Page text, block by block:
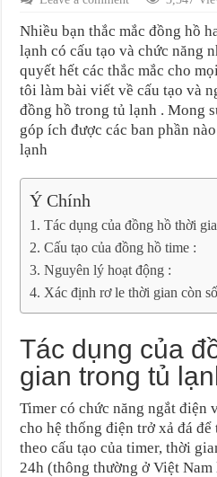
Nhiều bạn thắc mắc đồng hồ
lạnh có cấu tạo và chức năng
quyết hết các thắc mắc cho
tôi làm bài viết về cấu tạo và
đồng hồ trong tủ lạnh . Mong
góp ích được các ban phần
lạnh
Ý Chính
Tác dụng của đồng hồ thời
Cấu tạo của đồng hồ time :
Nguyên lý hoạt động :
Xác định rơ le thời gian còn
Tác dụng của
gian trong tủ
Timer có chức năng ngắt điện
cho hệ thống điện trở xả đá
theo cấu tạo của timer, thời
24h (thông thường ở Việt